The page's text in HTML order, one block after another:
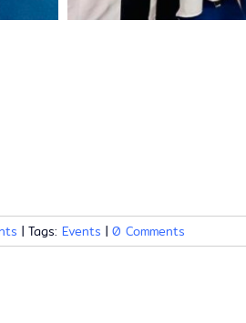
| Tags: Events | 0 Comments